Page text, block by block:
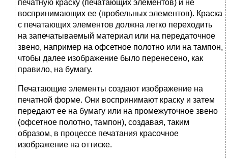
печатную краску (печатающих элементов) и не
воспринимающих ее (пробельных элементов). Краска
с печатающих элементов должна легко переходить
на запечатываемый материал или на передаточное
звено, например на офсетное полотно или на тампон,
чтобы далее изображение было перенесено, как
правило, на бумагу.
Печатающие элементы создают изображение на
печатной форме. Они воспринимают краску и затем
передают ее на бумагу или на промежуточное звено
(офсетное полотно, тампон), создавая, таким
образом, в процессе печатания красочное
изображение на оттиске.